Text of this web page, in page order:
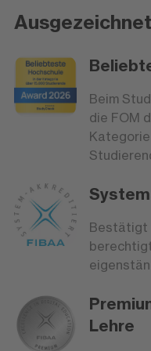
Beim
die FOM
Kategorie
Bestätigt
Lehre